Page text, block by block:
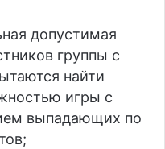
допустимая
группы с
найти
игры с
выпадающих по